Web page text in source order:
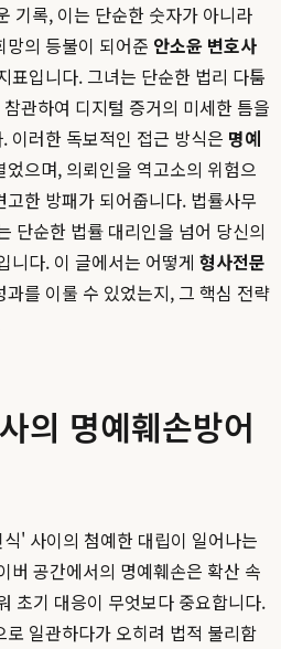
기록, 이는 단순한 숫자가 아니라
의 등불이 되어준 안소윤 변호사
표입니다. 그녀는 단순한 법리 다툼
관하여 디지털 증거의 미세한 틈을
이러한 독보적인 접근 방식은 명예
었으며, 의뢰인을 역고소의 위험으
한 방패가 되어줍니다. 법률사무
단순한 법률 대리인을 넘어 당신의
니다. 이 글에서는 어떻게 형사전문
과를 이룰 수 있었는지, 그 핵심 전략
의 명예훼손방어
' 사이의 첨예한 대립이 일어나는
버 공간에서의 명예훼손은 확산 속
초기 대응이 무엇보다 중요합니다.
일관하다가 오히려 법적 불리함